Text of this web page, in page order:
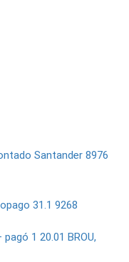
Santander 8976
31.1 9268
1 20.01 BROU,